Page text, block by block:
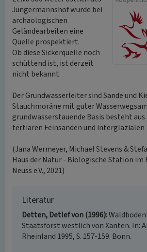
Jungermannshof wurde bei
archäologischen
Geländearbeiten eine
Quelle prospektiert.
Ob diese Sickerquelle noch
schüttend ist, ist derzeit
nicht bekannt.
Der Grundwasserleiter sind Sande und
Stauchmoräne mit guter
grundwasserstauende Basis besteht
tertiären Feinsanden und interglazialen
(Jana Wermeyer, Michael Stevens &
Haus der Natur - Biologische Station im
Neuss e.V., 2021)
Literatur
Detten, Detlef von (1996)
Staatsforst westlich von Xanten. In:
Rheinland 1995, S. 157-159. Bonn.